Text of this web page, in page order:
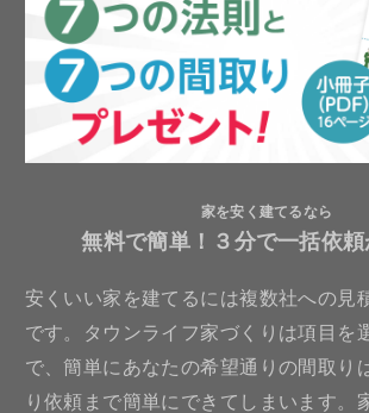
家を安く建てるなら
無料で簡単！３分で一括依頼
安くいい家を建てるには複数社への見
です。タウンライフ家づくりは項目を
で、簡単にあなたの希望通りの間取り
り依頼まで簡単にできてしまいます。